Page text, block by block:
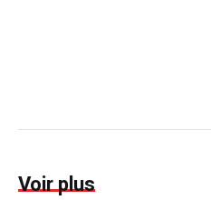
Voir plus